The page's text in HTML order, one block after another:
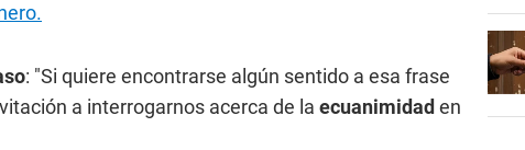
: "Si quiere encontrarse algún sentido a esa frase
a interrogarnos acerca de la ecuanimidad en